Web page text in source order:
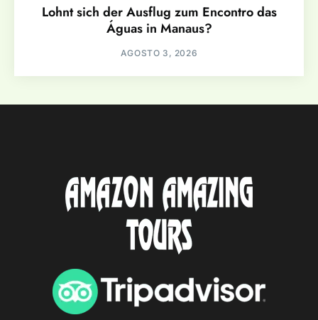
Lohnt sich der Ausflug zum Encontro das
Águas in Manaus?
AGOSTO 3, 2026